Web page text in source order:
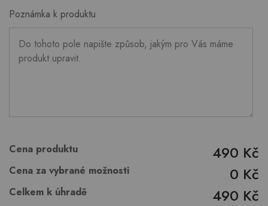
Poznámka k produktu
Cena produktu 490 Kč
Cena za vybrané možnosti 0 Kč
Celkem k úhradě 490 Kč